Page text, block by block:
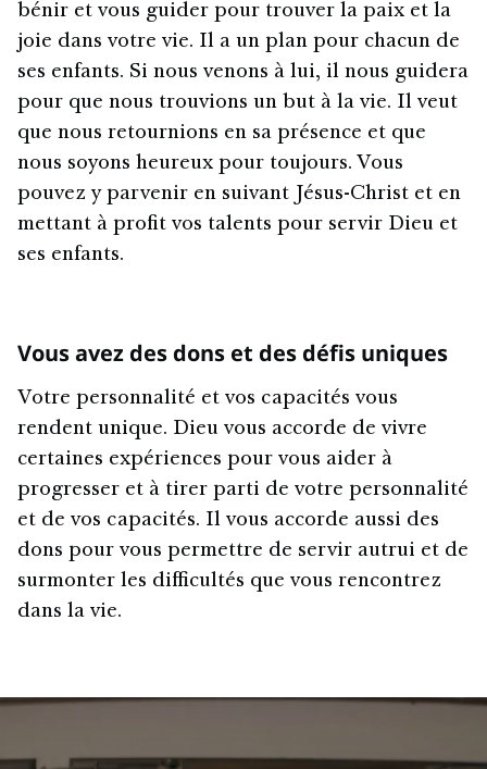
bénir et vous guider pour trouver la paix et la
joie dans votre vie. Il a un plan pour chacun de
ses enfants. Si nous venons à lui, il nous guidera
pour que nous trouvions un but à la vie. Il veut
que nous retournions en sa présence et que
nous soyons heureux pour toujours. Vous
pouvez y parvenir en suivant Jésus-Christ et en
mettant à profit vos talents pour servir Dieu et
ses enfants.
Vous avez des dons et des défis uniques
Votre personnalité et vos capacités vous
rendent unique. Dieu vous accorde de vivre
certaines expériences pour vous aider à
progresser et à tirer parti de votre personnalité
et de vos capacités. Il vous accorde aussi des
dons pour vous permettre de servir autrui et de
surmonter les difficultés que vous rencontrez
dans la vie.